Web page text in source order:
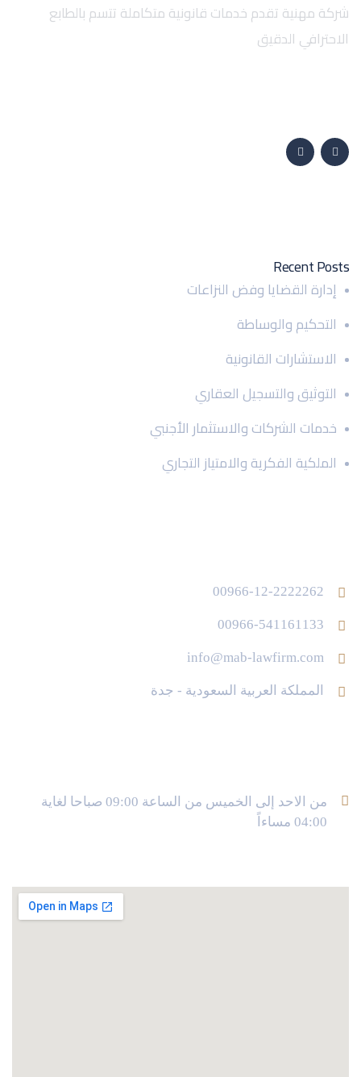
شركة مهنية تقدم خدمات قانونية متكاملة تتسم بالطابع
الاحترافي الدقيق
Recent Posts
إدارة القضايا وفض النزاعات
التحكيم والوساطة
الاستشارات القانونية
التوثيق والتسجيل العقاري
خدمات الشركات والاستثمار الأجنبي
الملكية الفكرية والامتياز التجاري
00966-12-2222262
00966-541161133
info@mab-lawfirm.com
المملكة العربية السعودية - جدة
من الاحد إلى الخميس من الساعة 09:00 صباحا لغاية
04:00 مساءاً